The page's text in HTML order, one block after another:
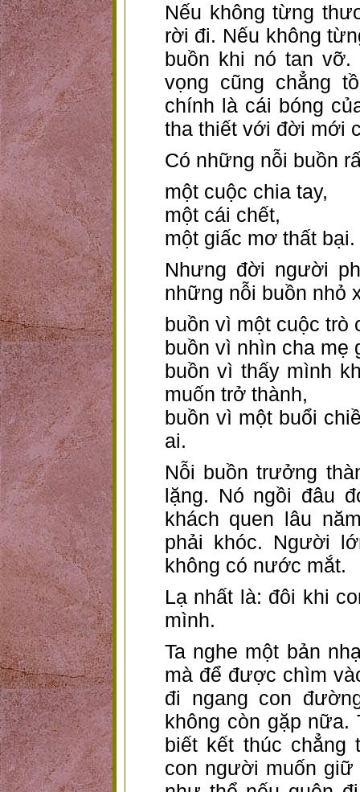
Nếu không từng
rời đi. Nếu không
buồn khi nó tan vỡ.
vọng cũng chẳng
chính là cái bóng
tha thiết với đời mới
Có những nỗi buồn
một cuộc chia tay,
một cái chết,
một giấc mơ thất bại.
Nhưng đời người
những nỗi buồn nhỏ
buồn vì một cuộc trò
buồn vì nhìn cha mẹ
buồn vì thấy mình
muốn trở thành,
buồn vì một buổi
ai.
Nỗi buồn trưởng
lặng. Nó ngồi đâu
khách quen lâu
phải khóc. Người
không có nước mắt.
Lạ nhất là: đôi khi
mình.
Ta nghe một bản
mà để được chìm
đi ngang con
không còn gặp nữa.
biết kết thúc chẳng
con người muốn